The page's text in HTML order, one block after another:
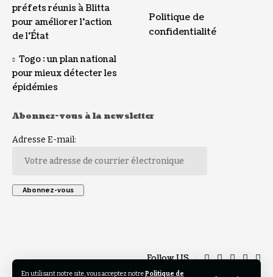
En utilisant notre site, vous acceptez notrePolitique de
préfets réunis à Blitta
pour améliorer l’action
de l’État
Togo : un plan national
pour mieux détecter les
épidémies
Politique de
confidentialité
Abonnez-vous à la newsletter
Adresse E-mail:
Follow US